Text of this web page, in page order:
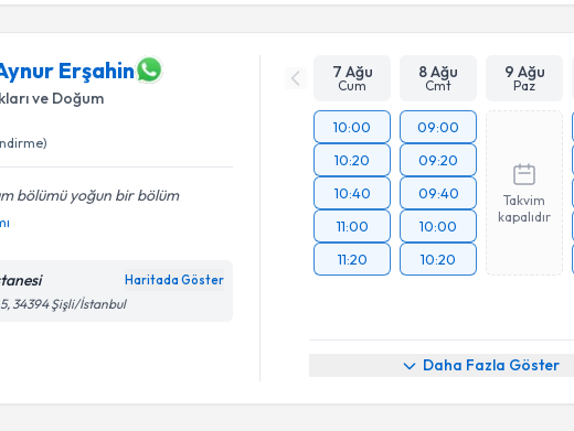
Erşahin
ve Doğum
bölümü yoğun bir bölüm
Haritada Göster
34394 Şişli/İstanbul
7 Ağu
Cum
8 Ağu
Cmt
9 Ağu
Paz
10:00
10:20
10:40
11:00
11:20
09:00
09:20
09:40
10:00
10:20
Takvim
kapalıdır
Daha Fazla Göster